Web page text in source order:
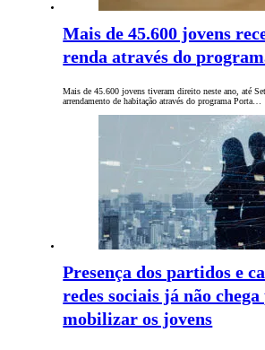
Mais de 45.600 jovens
renda através do
Mais de 45.600 jovens tiveram direito neste ano, até
arrendamento de habitação através do programa Porta…
Presença dos partidos e
redes sociais já não chega
mobilizar os jovens